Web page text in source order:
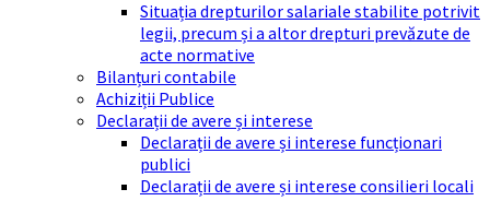
Situația drepturilor salariale stabilite potrivit
legii, precum și a altor drepturi prevăzute de
acte normative
Bilanțuri contabile
Achiziții Publice
Declarații de avere și interese
Declarații de avere și interese funcționari
publici
Declarații de avere și interese consilieri locali